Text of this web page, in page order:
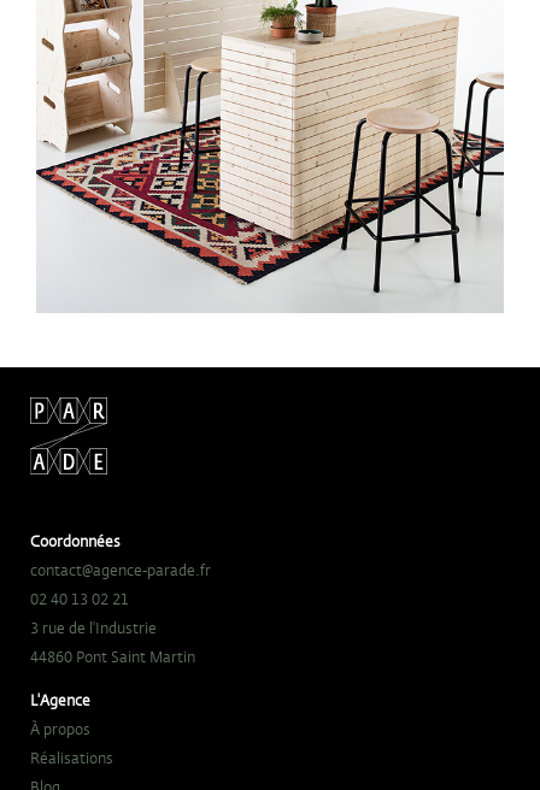
Coordonnées
contact@agence-parade.fr
02 40 13 02 21
3 rue de l'Industrie
44860 Pont Saint Martin
L'Agence
À propos
Réalisations